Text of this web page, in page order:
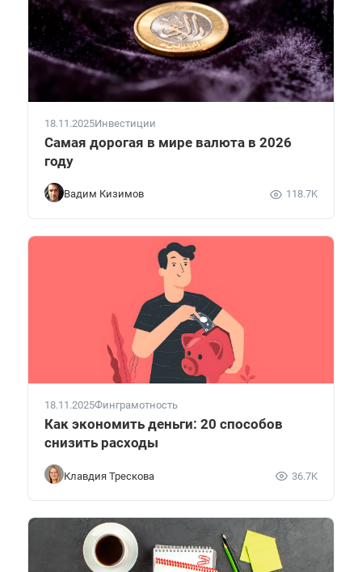
18.11.2025Инвестиции
Самая дорогая в мире валюта в 2026
году
Вадим Кизимов 118.7K
18.11.2025Финграмотность
Как экономить деньги: 20 способов
снизить расходы
Клавдия Трескова 36.7K